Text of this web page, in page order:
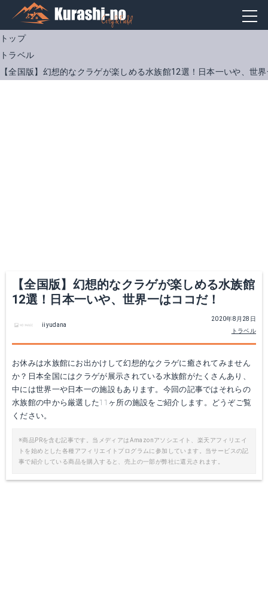
トップ
トラベル
【全国版】幻想的なクラゲが楽しめる水族館12選！日本一いや、世
【全国版】幻想的なクラゲが楽しめる水族館
12選！日本一いや、世界一はココだ！
2020年8月28日
トラベル
iiyudana
お休みは水族館にお出かけして幻想的なクラゲに癒されてみません
か？日本全国にはクラゲが展示されている水族館がたくさんあり、
中には世界一や日本一の施設もあります。今回の記事ではそれらの
水族館の中から厳選した11ヶ所の施設をご紹介します。どうぞご覧
ください。
※商品PRを含む記事です。当メディアはAmazonアソシエイト、楽天アフィリエイ
トを始めとした各種アフィリエイトプログラムに参加しています。当サービスの記
事で紹介している商品を購入すると、売上の一部が弊社に還元されます。